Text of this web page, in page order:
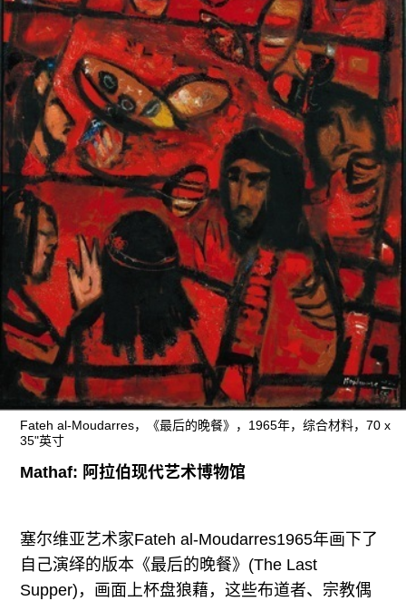
联系我们
关注我们
Fateh al-Moudarres，《最后的晚餐》，1965年，综合材料，70 x
35"英寸
Mathaf: 阿拉伯现代艺术博物馆
塞尔维亚艺术家Fateh al-Moudarres1965年画下了
自己演绎的版本《最后的晚餐》(The Last
Supper)，画面上杯盘狼藉，这些布道者、宗教偶